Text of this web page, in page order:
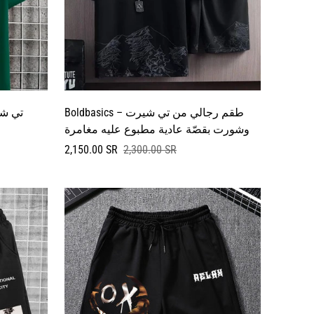
Boldbasics – طقم رجالي من تي شيرت
وشورت بقصّة عادية مطبوع عليه مغامرة
سعر
2,150.00 SR
السعر
2,300.00 SR